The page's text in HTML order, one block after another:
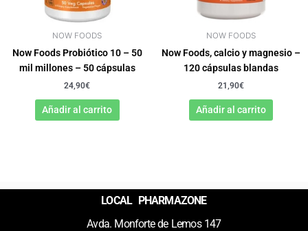
NOW FOODS
Now Foods Probiótico 10 – 50
mil millones – 50 cápsulas
24,90€
Añadir al carrito
NOW FOODS
Now Foods, calcio y magnesio –
120 cápsulas blandas
21,90€
Añadir al carrito
LOCAL PHARMAZONE
Avda. Monforte de Lemos 147